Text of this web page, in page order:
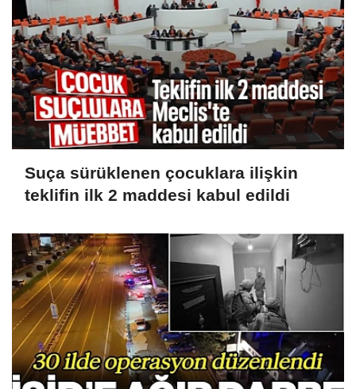
Suça sürüklenen çocuklara ilişkin
teklifin ilk 2 maddesi kabul edildi